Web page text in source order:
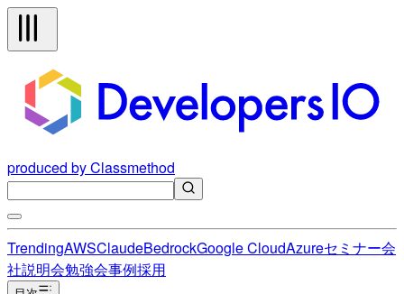
produced by Classmethod
TrendingAWSClaudeBedrockGoogle CloudAzureセミナー会
社説明会勉強会事例採用